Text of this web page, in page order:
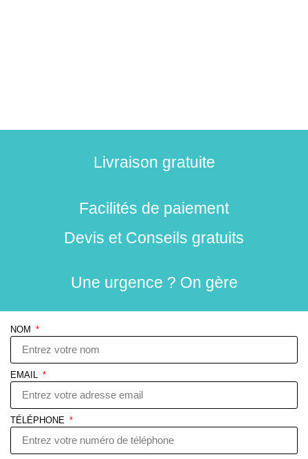
Livraison gratuite
Facilités de paiement
Devis et Conseils gratuits
Une urgence ? On gère
NOM
EMAIL
TÉLÉPHONE